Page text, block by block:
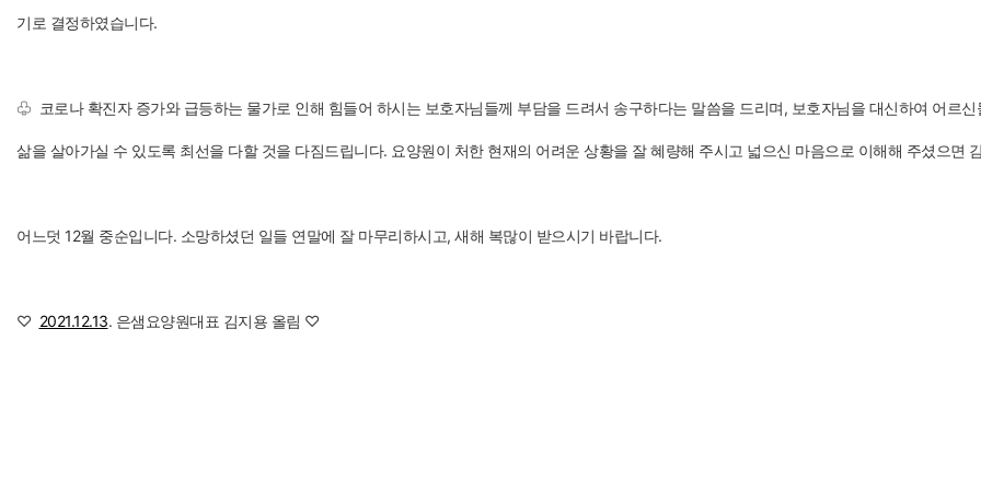
기로 결정하였습니다.
♧ 코로나 확진자 증가와 급등하는 물가로 인해 힘들어 하시는 보호자님들께 부담을 드려서 송구하다는 말씀을 드리며, 보호자님을 대신하여 어르
삶을 살아가실 수 있도록 최선을 다할 것을 다짐드립니다. 요양원이 처한 현재의 어려운 상황을 잘 혜량해 주시고 넓으신 마음으로 이해해 주셨으면
어느덧 12월 중순입니다. 소망하셨던 일들 연말에 잘 마무리하시고, 새해 복많이 받으시기 바랍니다.
♡ 2021.12.13. 은샘요양원대표 김지용 올림 ♡